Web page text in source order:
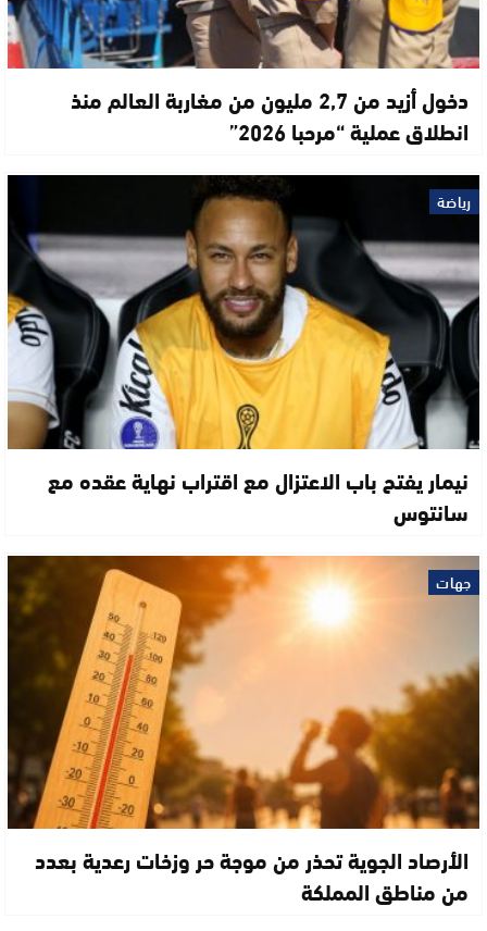
دخول أزيد من 2,7 مليون من مغاربة العالم منذ
انطلاق عملية “مرحبا 2026”
رياضة
نيمار يفتح باب الاعتزال مع اقتراب نهاية عقده مع
سانتوس
جهات
الأرصاد الجوية تحذر من موجة حر وزخات رعدية بعدد
من مناطق المملكة